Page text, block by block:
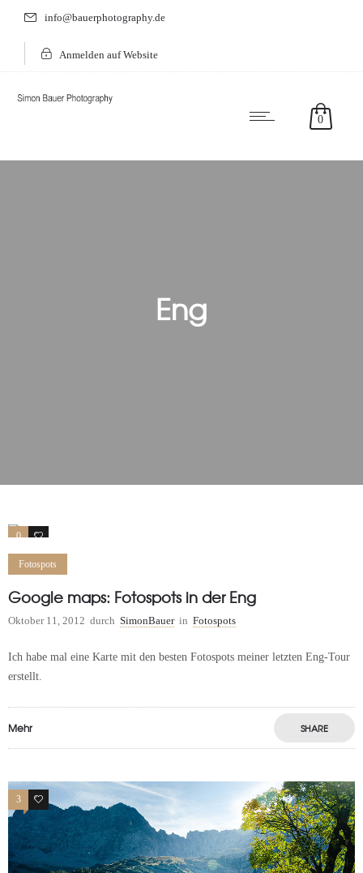
info@bauerphotography.de
Anmelden auf Website
0
Eng
0 0
Fotospots
Google maps: Fotospots in der Eng
Oktober 11, 2012 durch SimonBauer in Fotospots
Ich habe mal eine Karte mit den besten Fotospots meiner letzten Eng-Tour
erstellt.
Mehr SHARE
3 0